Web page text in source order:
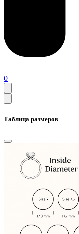
0
Таблица размеров